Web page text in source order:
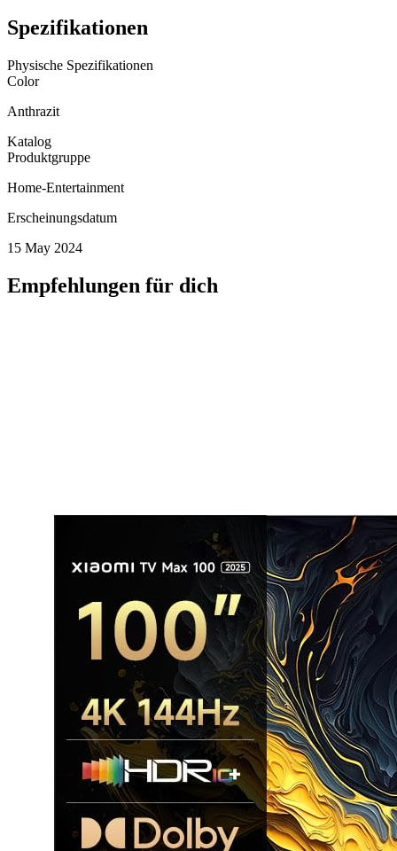
Spezifikationen
Physische Spezifikationen
Color
Anthrazit
Katalog
Produktgruppe
Home-Entertainment
Erscheinungsdatum
15 May 2024
Empfehlungen für dich